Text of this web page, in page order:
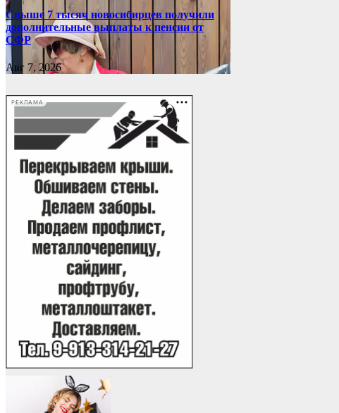
Свыше 7 тысяч новосибирцев получили
дополнительные выплаты к пенсии от
СФР
Авг 7, 2026
РЕКЛАМА